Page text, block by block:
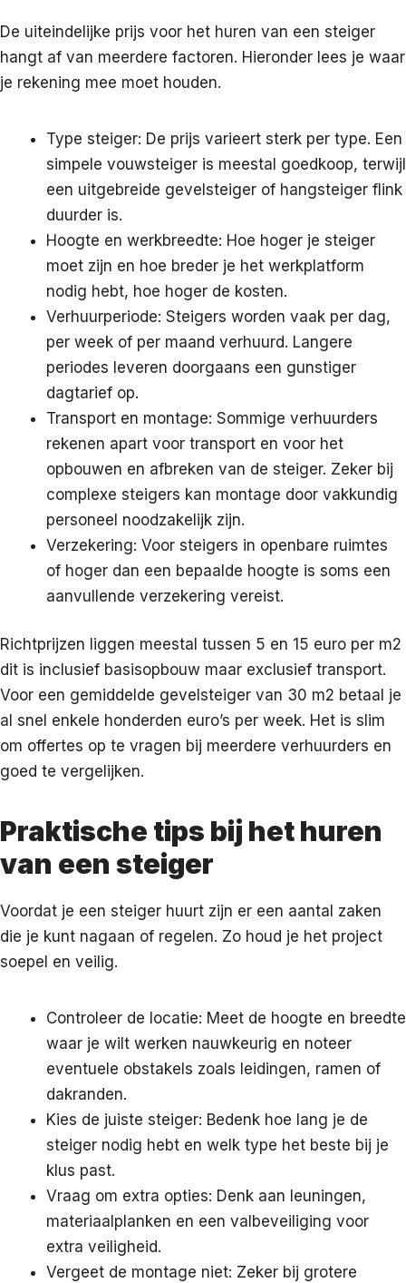
De uiteindelijke prijs voor het huren van een steiger
hangt af van meerdere factoren. Hieronder lees je waar
je rekening mee moet houden.
Type steiger: De prijs varieert sterk per type. Een
simpele vouwsteiger is meestal goedkoop, terwijl
een uitgebreide gevelsteiger of hangsteiger flink
duurder is.
Hoogte en werkbreedte: Hoe hoger je steiger
moet zijn en hoe breder je het werkplatform
nodig hebt, hoe hoger de kosten.
Verhuurperiode: Steigers worden vaak per dag,
per week of per maand verhuurd. Langere
periodes leveren doorgaans een gunstiger
dagtarief op.
Transport en montage: Sommige verhuurders
rekenen apart voor transport en voor het
opbouwen en afbreken van de steiger. Zeker bij
complexe steigers kan montage door vakkundig
personeel noodzakelijk zijn.
Verzekering: Voor steigers in openbare ruimtes
of hoger dan een bepaalde hoogte is soms een
aanvullende verzekering vereist.
Richtprijzen liggen meestal tussen 5 en 15 euro per m2
dit is inclusief basisopbouw maar exclusief transport.
Voor een gemiddelde gevelsteiger van 30 m2 betaal je
al snel enkele honderden euro’s per week. Het is slim
om offertes op te vragen bij meerdere verhuurders en
goed te vergelijken.
Praktische tips bij het huren
van een steiger
Voordat je een steiger huurt zijn er een aantal zaken
die je kunt nagaan of regelen. Zo houd je het project
soepel en veilig.
Controleer de locatie: Meet de hoogte en breedte
waar je wilt werken nauwkeurig en noteer
eventuele obstakels zoals leidingen, ramen of
dakranden.
Kies de juiste steiger: Bedenk hoe lang je de
steiger nodig hebt en welk type het beste bij je
klus past.
Vraag om extra opties: Denk aan leuningen,
materiaalplanken en een valbeveiliging voor
extra veiligheid.
Vergeet de montage niet: Zeker bij grotere